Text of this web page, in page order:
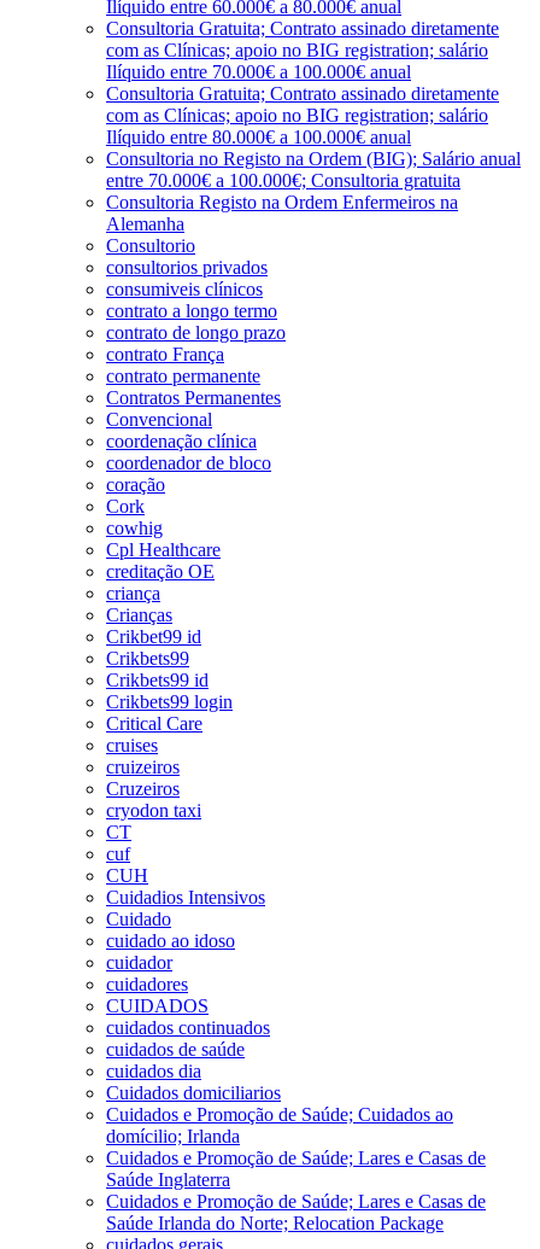
Ilíquido entre 60.000€ a 80.000€ anual
Consultoria Gratuita; Contrato assinado diretamente
com as Clínicas; apoio no BIG registration; salário
Ilíquido entre 70.000€ a 100.000€ anual
Consultoria Gratuita; Contrato assinado diretamente
com as Clínicas; apoio no BIG registration; salário
Ilíquido entre 80.000€ a 100.000€ anual
Consultoria no Registo na Ordem (BIG); Salário anual
entre 70.000€ a 100.000€; Consultoria gratuita
Consultoria Registo na Ordem Enfermeiros na
Alemanha
Consultorio
consultorios privados
consumiveis clínicos
contrato a longo termo
contrato de longo prazo
contrato França
contrato permanente
Contratos Permanentes
Convencional
coordenação clínica
coordenador de bloco
coração
Cork
cowhig
Cpl Healthcare
creditação OE
criança
Crianças
Crikbet99 id
Crikbets99
Crikbets99 id
Crikbets99 login
Critical Care
cruises
cruizeiros
Cruzeiros
cryodon taxi
CT
cuf
CUH
Cuidadios Intensivos
Cuidado
cuidado ao idoso
cuidador
cuidadores
CUIDADOS
cuidados continuados
cuidados de saúde
cuidados dia
Cuidados domiciliarios
Cuidados e Promoção de Saúde; Cuidados ao
domícilio; Irlanda
Cuidados e Promoção de Saúde; Lares e Casas de
Saúde Inglaterra
Cuidados e Promoção de Saúde; Lares e Casas de
Saúde Irlanda do Norte; Relocation Package
cuidados gerais